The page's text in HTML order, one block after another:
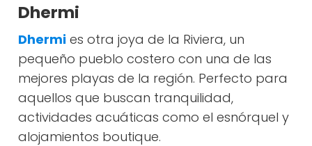
Dhermi
Dhermi es otra joya de la Riviera, un
pequeño pueblo costero con una de las
mejores playas de la región. Perfecto para
aquellos que buscan tranquilidad,
actividades acuáticas como el esnórquel y
alojamientos boutique.